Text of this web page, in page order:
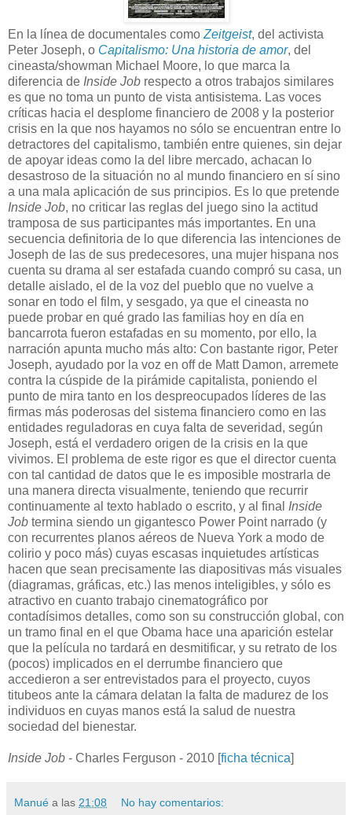
En la línea de documentales como Zeitgeist, del activista
Peter Joseph, o Capitalismo: Una historia de amor, del
cineasta/showman Michael Moore, lo que marca la
diferencia de Inside Job respecto a otros trabajos similares
es que no toma un punto de vista antisistema. Las voces
críticas hacia el desplome financiero de 2008 y la posterior
crisis en la que nos hayamos no sólo se encuentran entre lo
detractores del capitalismo, también entre quienes, sin dejar
de apoyar ideas como la del libre mercado, achacan lo
desastroso de la situación no al mundo financiero en sí sino
a una mala aplicación de sus principios. Es lo que pretende
Inside Job, no criticar las reglas del juego sino la actitud
tramposa de sus participantes más importantes. En una
secuencia definitoria de lo que diferencia las intenciones de
Joseph de las de sus predecesores, una mujer hispana nos
cuenta su drama al ser estafada cuando compró su casa, un
detalle aislado, el de la voz del pueblo que no vuelve a
sonar en todo el film, y sesgado, ya que el cineasta no
puede probar en qué grado las familias hoy en día en
bancarrota fueron estafadas en su momento, por ello, la
narración apunta mucho más alto: Con bastante rigor, Peter
Joseph, ayudado por la voz en off de Matt Damon, arremete
contra la cúspide de la pirámide capitalista, poniendo el
punto de mira tanto en los despreocupados líderes de las
firmas más poderosas del sistema financiero como en las
entidades reguladoras en cuya falta de severidad, según
Joseph, está el verdadero origen de la crisis en la que
vivimos. El problema de este rigor es que el director cuenta
con tal cantidad de datos que le es imposible mostrarla de
una manera directa visualmente, teniendo que recurrir
continuamente al texto hablado o escrito, y al final Inside
Job termina siendo un gigantesco Power Point narrado (y
con recurrentes planos aéreos de Nueva York a modo de
colirio y poco más) cuyas escasas inquietudes artísticas
hacen que sean precisamente las diapositivas más visuales
(diagramas, gráficas, etc.) las menos inteligibles, y sólo es
atractivo en cuanto trabajo cinematográfico por
contadísimos detalles, como son su construcción global, con
un tramo final en el que Obama hace una aparición estelar
que la película no tardará en desmitificar, y su retrato de los
(pocos) implicados en el derrumbe financiero que
accedieron a ser entrevistados para el proyecto, cuyos
titubeos ante la cámara delatan la falta de madurez de los
individuos en cuyas manos está la salud de nuestra
sociedad del bienestar.
Inside Job - Charles Ferguson - 2010 [ficha técnica]
Manué a las 21:08 No hay comentarios: